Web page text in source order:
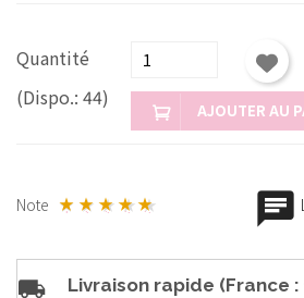
Quantité
(Dispo.: 44)
AJOUTER AU
Note
Livraison rapide (France